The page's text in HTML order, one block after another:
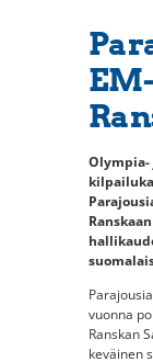
Olympia-
vuonna
Ranskan
keväinen